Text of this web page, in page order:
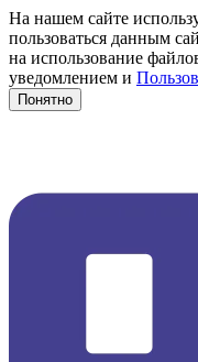
На нашем сайте
пользоваться данным
на использование
уведомлением и
Понятно